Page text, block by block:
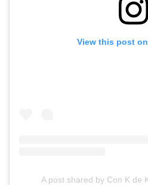
View this post
A post shared by Con K de